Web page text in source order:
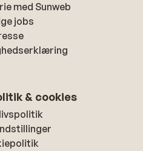
med Sunweb
jobs
& cookies